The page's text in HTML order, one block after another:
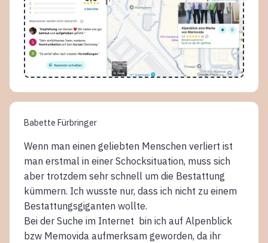
Babette Fürbringer
Wenn man einen geliebten Menschen verliert ist
man erstmal in einer Schocksituation, muss sich
aber trotzdem sehr schnell um die Bestattung
kümmern. Ich wusste nur, dass ich nicht zu einem
Bestattungsgiganten wollte.
Bei der Suche im Internet bin ich auf Alpenblick
bzw Memovida aufmerksam geworden, da ihr